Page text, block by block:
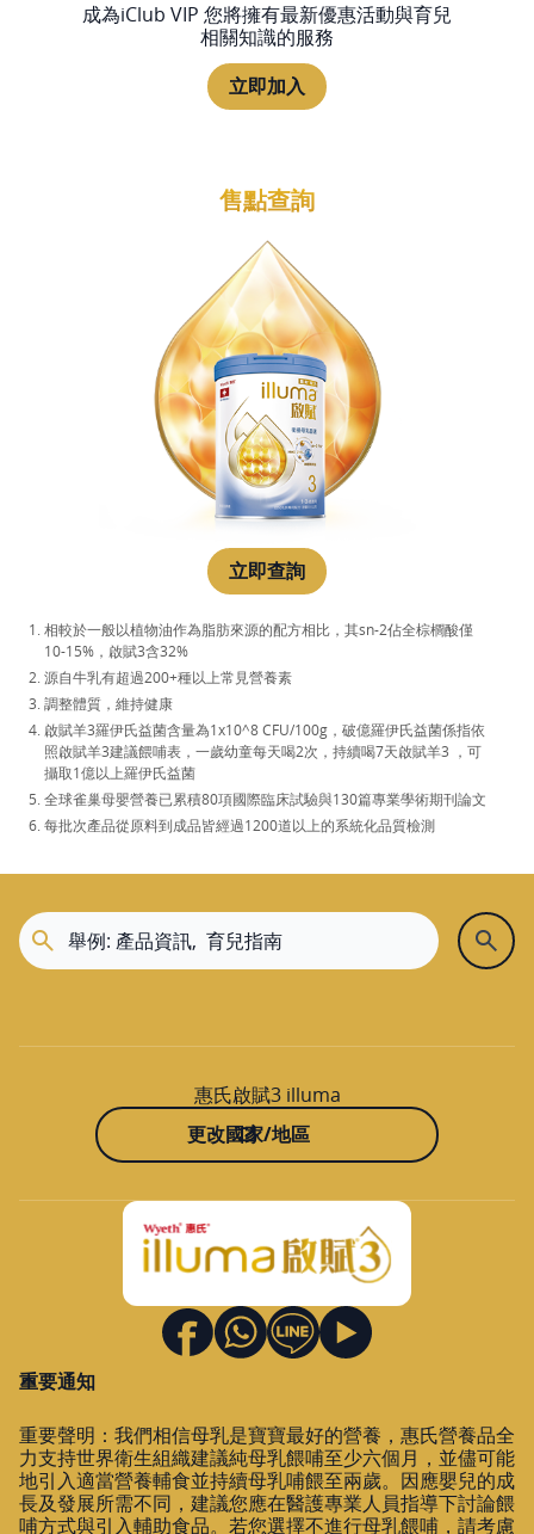
成為iClub VIP 您將擁有最新優惠活動與育兒
相關知識的服務
立即加入
售點查詢
立即查詢
相較於一般以植物油作為脂肪來源的配方相比，其sn-2佔全棕櫚酸僅
10-15%，啟賦3含32%
源自牛乳有超過200+種以上常見營養素
調整體質，維持健康
啟賦羊3羅伊氏益菌含量為1x10^8 CFU/100g，破億羅伊氏益菌係指依
照啟賦羊3建議餵哺表，一歲幼童每天喝2次，持續喝7天啟賦羊3 ，可
攝取1億以上羅伊氏益菌
全球雀巢母嬰營養已累積80項國際臨床試驗與130篇專業學術期刊論文
每批次產品從原料到成品皆經過1200道以上的系統化品質檢測
惠氏啟賦3 illuma
更改國家/地區
重要通知
重要聲明：我們相信母乳是寶寶最好的營養，惠氏營養品全
力支持世界衛生組織建議純母乳餵哺至少六個月，並儘可能
地引入適當營養輔食並持續母乳哺餵至兩歲。因應嬰兒的成
長及發展所需不同，建議您應在醫護專業人員指導下討論餵
哺方式與引入輔助食品。若您選擇不進行母乳餵哺，請考慮